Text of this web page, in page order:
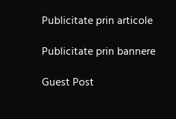
Publicitate prin articole
Publicitate prin bannere
Guest Post